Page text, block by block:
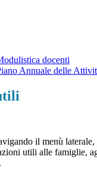
docenti
Annuale delle
il menù
utili alle famiglie,